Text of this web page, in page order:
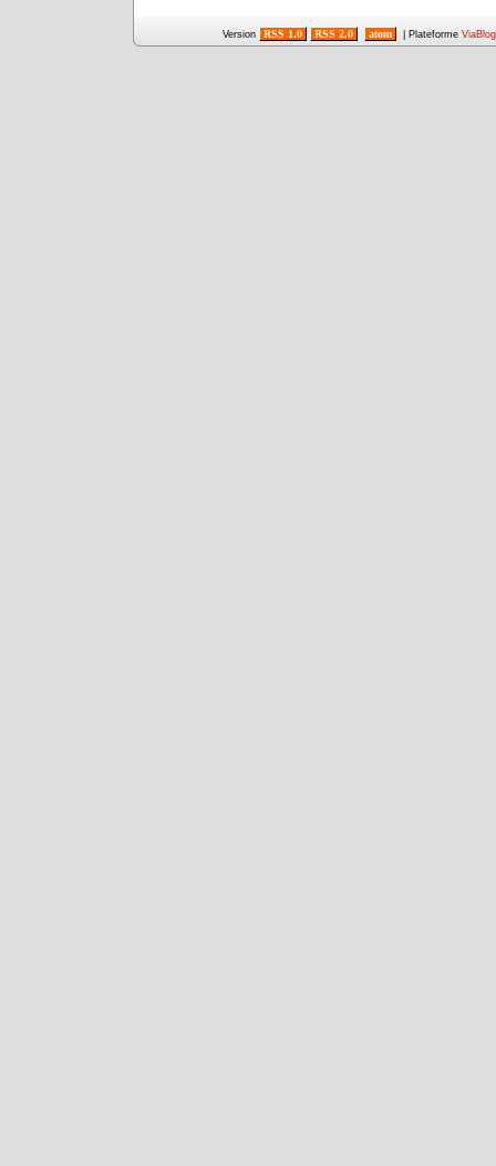
Version RSS 1.0 RSS 2.0 atom | Plateforme